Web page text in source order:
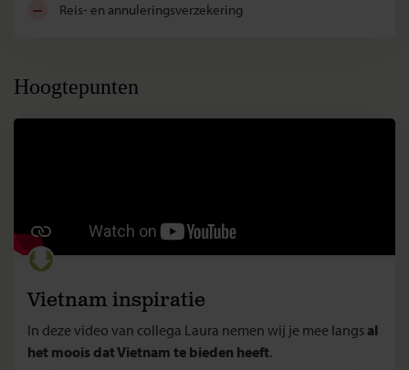
reis- en annuleringsverzekering
Hoogtepunten
Vietnam inspiratie
In deze video van collega Laura nemen wij je mee langsal
het moois dat Vietnam te bieden heeft.